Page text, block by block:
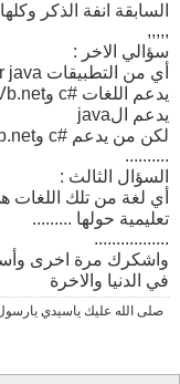
السابقة انفة الذكر
,,,,,
سؤالي الاخر :
يدعم الjava
لكن من يدعم #c وVb.net
..........
السؤال الثالث :
أي لغة من تلك اللغات
تعليمية حولها .........
.................
واشكرك مرة اخرى
في الدنيا والاخرة
صلى الله عليك ياسيدي يارسول